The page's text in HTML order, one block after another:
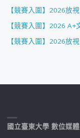
【競賽入圍】2026放
【競賽入圍】2026
【競賽入圍】2026放
國立臺東大學 數位媒